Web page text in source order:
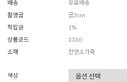
배송
무료배송
촬영굽
굽3cm
적립금
1%
상품코드
2330
소재
천연소가죽
색상